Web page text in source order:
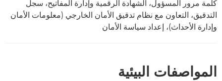
كلمة مرور المسؤول، الشهادة الرقمية وإدارة المفاتيح، سجل
التدقيق، التعاون مع نظام تدقيق الأمان الخارجي (معلومات الأمان
وإدارة الأحداث)، إعداد سياسة الأمان
المواصفات البيئية